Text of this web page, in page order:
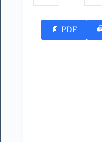
PDF 📄